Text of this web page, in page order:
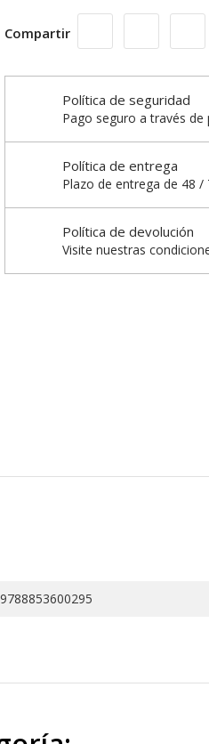
Compartir
Política de seguridad
Pago seguro a través de
Política de entrega
Plazo de entrega de 48 /
Política de devolución
Visite nuestras
9788853600295